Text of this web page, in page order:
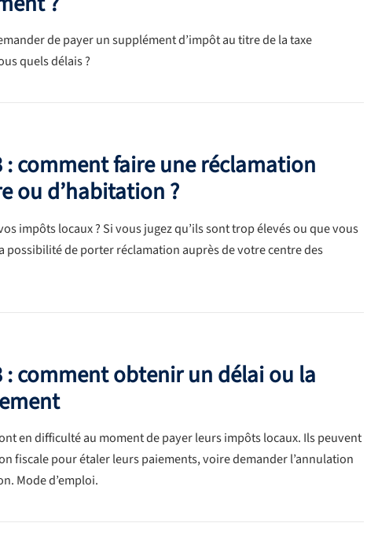
de payer un supplément d’impôt au titre de la taxe
quels délais ?
: comment faire une réclamation
ou d’habitation ?
impôts locaux ? Si vous jugez qu’ils sont trop élevés ou que vous
possibilité de porter réclamation auprès de votre centre des
: comment obtenir un délai ou la
en difficulté au moment de payer leurs impôts locaux. Ils peuvent
fiscale pour étaler leurs paiements, voire demander l’annulation
Mode d’emploi.